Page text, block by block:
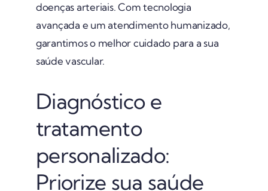
doenças arteriais. Com tecnologia
avançada e um atendimento humanizado,
garantimos o melhor cuidado para a sua
saúde vascular.
Diagnóstico e
tratamento
personalizado:
Priorize sua saúde